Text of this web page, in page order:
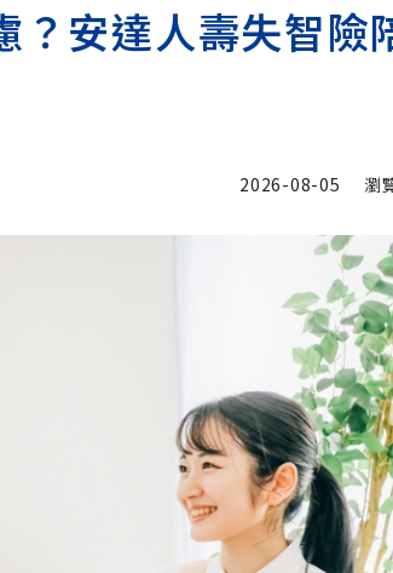
？安達人壽失智險
2026-08-05 瀏